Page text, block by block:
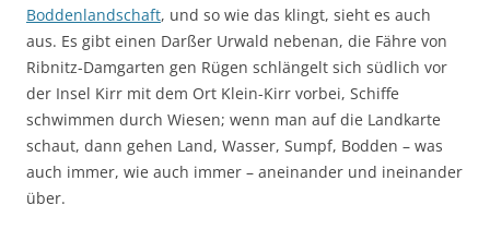
Boddenlandschaft, und so wie das klingt, sieht es auch
aus. Es gibt einen Darßer Urwald nebenan, die Fähre von
Ribnitz-Damgarten gen Rügen schlängelt sich südlich vor
der Insel Kirr mit dem Ort Klein-Kirr vorbei, Schiffe
schwimmen durch Wiesen; wenn man auf die Landkarte
schaut, dann gehen Land, Wasser, Sumpf, Bodden – was
auch immer, wie auch immer – aneinander und ineinander
über.